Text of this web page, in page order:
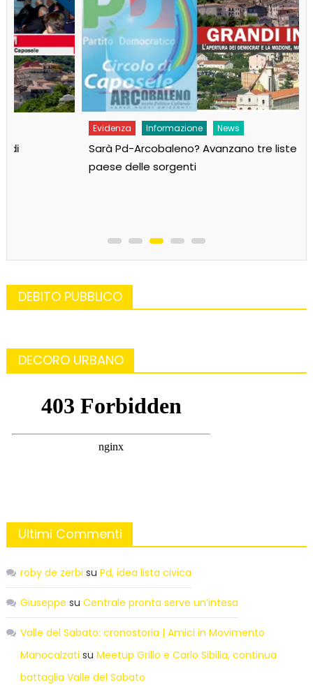
Informazione News
Sarà Pd-Arcobaleno? Avanzano tre liste per il
paese delle sorgenti
DEBITO PUBBLICO
DECORO URBANO
Ultimi Commenti
roby de zerbi su Pd, idea lista civica
Giuseppe su Centrale pronta serve un’intesa
Valle del Sabato: cronostoria | Amici in Movimento
Manocalzati su Meetup Grillo e Carlo Sibilia, continua
battaglia Valle del Sabato